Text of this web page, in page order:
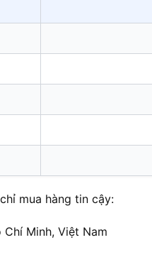
mua hàng tin cậy:
Minh, Việt Nam